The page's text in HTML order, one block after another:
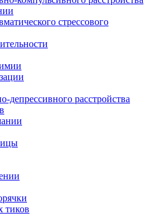
стрессового
депрессивного расстройства
тиков